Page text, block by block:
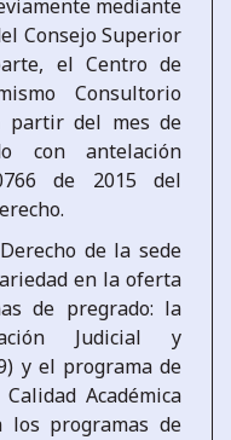
mediante
Consejo Superior
el Centro de
Consultorio
partir del mes de
con antelación
de 2015 del
de la sede
en la oferta
de pregrado: la
Judicial y
y el programa de
Académica
los programas de